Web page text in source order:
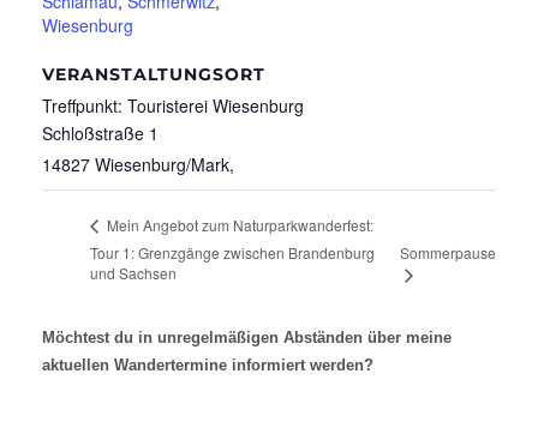
Wiesenburg
VERANSTALTUNGSORT
Treffpunkt: Touristerei Wiesenburg
Schloßstraße 1
14827 Wiesenburg/Mark,
Mein Angebot zum Naturparkwanderfest:
Tour 1: Grenzgänge zwischen Brandenburg
und Sachsen
Sommerpause
Möchtest du in unregelmäßigen Abständen über meine
aktuellen Wandertermine informiert werden?